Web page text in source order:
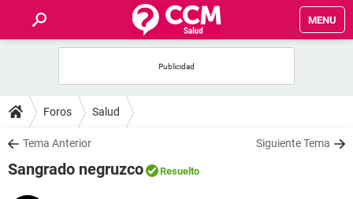
MENU
FOROS
SALUD
FAMILIA
Foros Salud
Tema Anterior Siguiente Tema
Sangrado negruzco Resuelto